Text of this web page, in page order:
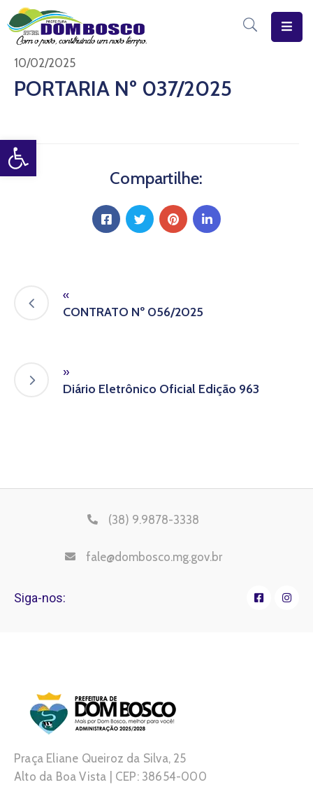
Open toolbar
Início
O
Estrutura
Diário
10/02/2025
PORTARIA Nº 037/2025
Compartilhe:
«
CONTRATO Nº 056/2025
»
Diário Eletrônico Oficial Edição 963
(38) 9.9878-3338
fale@dombosco.mg.gov.br
Siga-nos:
Praça Eliane Queiroz da Silva, 25
Alto da Boa Vista | CEP: 38654-000